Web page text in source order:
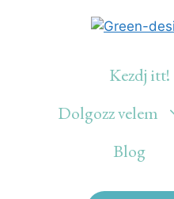
Kezdj itt!
Dolgozz velem
Blog